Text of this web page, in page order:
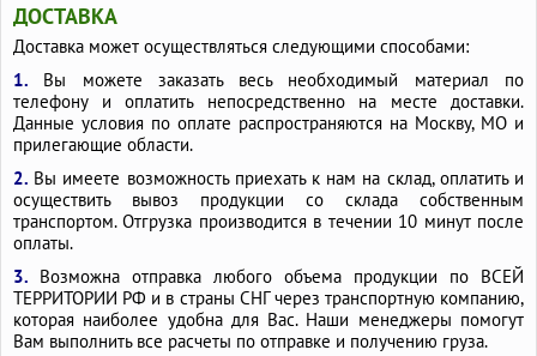
ДОСТАВКА
Доставка может осуществляться следующими способами:
1. Вы можете заказать весь необходимый материал по
телефону и оплатить непосредственно на месте доставки.
Данные условия по оплате распространяются на Москву, МО и
прилегающие области.
2. Вы имеете возможность приехать к нам на склад, оплатить и
осуществить вывоз продукции со склада собственным
транспортом. Отгрузка производится в течении 10 минут после
оплаты.
3. Возможна отправка любого объема продукции по ВСЕЙ
ТЕРРИТОРИИ РФ и в страны СНГ через транспортную компанию,
которая наиболее удобна для Вас. Наши менеджеры помогут
Вам выполнить все расчеты по отправке и получению груза.